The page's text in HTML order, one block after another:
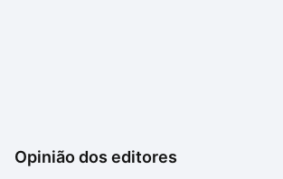
Opinião dos editores